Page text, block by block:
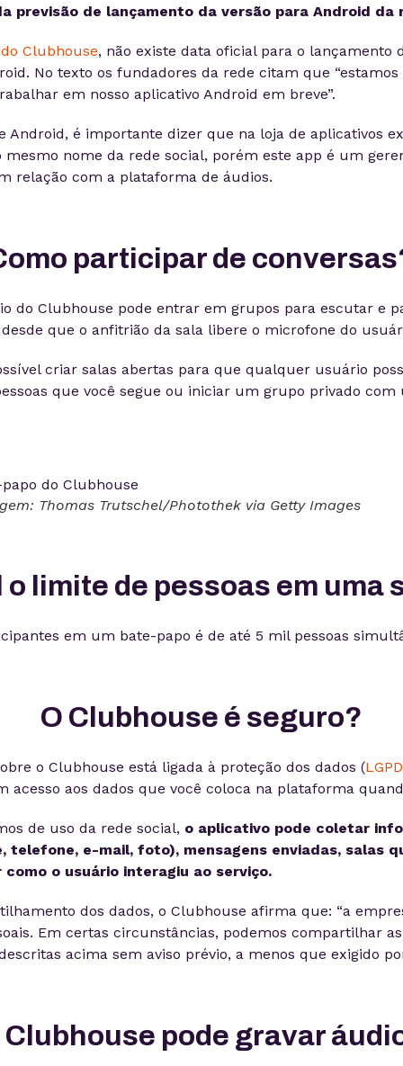
previsão de lançamento da versão para Android da
Clubhouse, não existe data oficial para o lançamento
No texto os fundadores da rede citam que
em nosso aplicativo Android em breve”.
Android, é importante dizer que na loja de aplicativos
mesmo nome da rede social, porém este app é um
relação com a plataforma de áudios.
participar de
do Clubhouse pode entrar em grupos para escutar e
que o anfitrião da sala libere o microfone do
criar salas abertas para que qualquer usuário
que você segue ou iniciar um grupo privado com
Thomas Trutschel/Photothek via Getty Images
o limite de pessoas em uma
em um bate-papo é de até 5 mil pessoas
O Clubhouse é seguro?
o Clubhouse está ligada à proteção dos dados (LGPD
acesso aos dados que você coloca na plataforma
de uso da rede social, o aplicativo pode coletar
telefone, e-mail, foto), mensagens enviadas, salas
como o usuário interagiu ao serviço.
dos dados, o Clubhouse afirma que: “a
Em certas circunstâncias, podemos compartilhar
acima sem aviso prévio, a menos que exigido
Clubhouse pode gravar